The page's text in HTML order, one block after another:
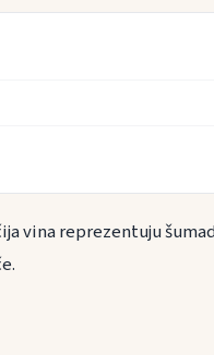
vina reprezentuju